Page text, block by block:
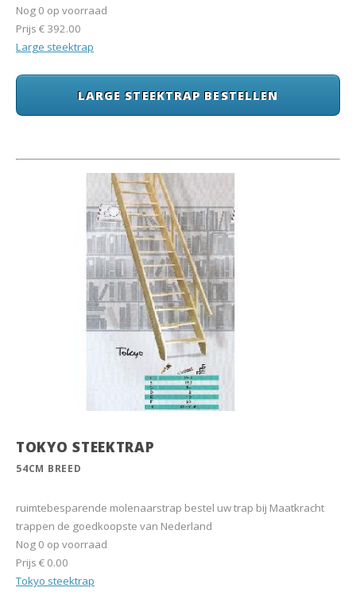
Nog 0 op voorraad
Prijs € 392.00
Large steektrap
LARGE STEEKTRAP BESTELLEN
TOKYO STEEKTRAP
54CM BREED
ruimtebesparende molenaarstrap bestel uw trap bij Maatkracht
trappen de goedkoopste van Nederland
Nog 0 op voorraad
Prijs € 0.00
Tokyo steektrap